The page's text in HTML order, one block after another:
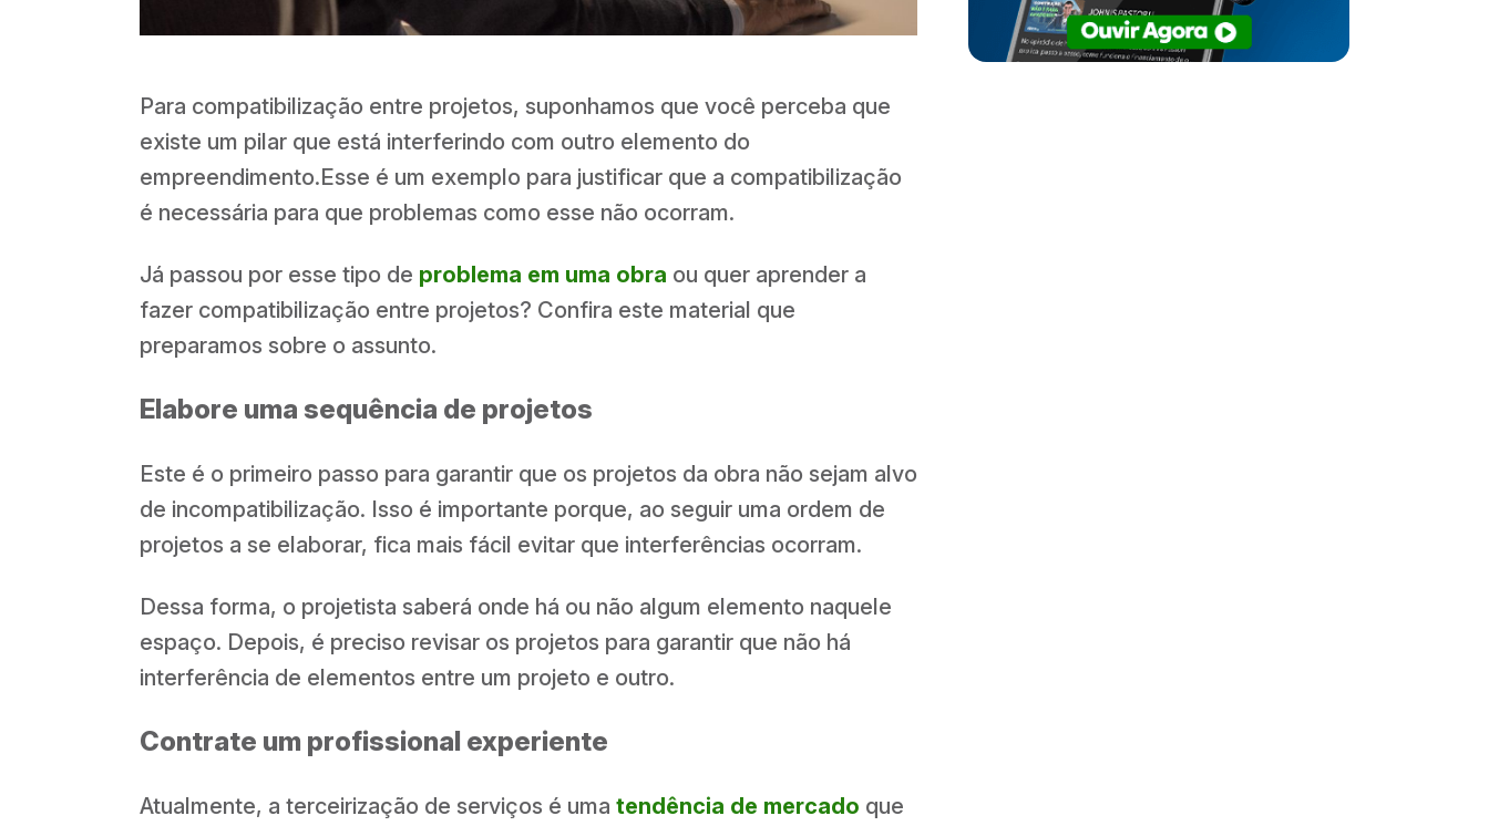
Para compatibilização entre projetos, suponhamos que você perceba que
existe um pilar que está interferindo com outro elemento do
empreendimento.Esse é um exemplo para justificar que a compatibilização
é necessária para que problemas como esse não ocorram.
Já passou por esse tipo de problema em uma obra ou quer aprender a
fazer compatibilização entre projetos? Confira este material que
preparamos sobre o assunto.
Elabore uma sequência de projetos
Este é o primeiro passo para garantir que os projetos da obra não sejam alvo
de incompatibilização. Isso é importante porque, ao seguir uma ordem de
projetos a se elaborar, fica mais fácil evitar que interferências ocorram.
Dessa forma, o projetista saberá onde há ou não algum elemento naquele
espaço. Depois, é preciso revisar os projetos para garantir que não há
interferência de elementos entre um projeto e outro.
Contrate um profissional experiente
Atualmente, a terceirização de serviços é uma tendência de mercado que